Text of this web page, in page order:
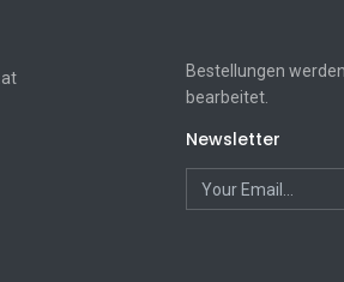
Bestellungen
bearbeitet.
Newsletter